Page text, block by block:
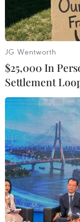
Công an Thanh
loại.
Ngày 23/9,
Thanh Hóa-
lượng này đã
mua bán trái
JG Wentworth
$25,000 In
Settlement